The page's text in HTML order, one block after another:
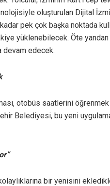
oluşturulan Dijital
kadar pek çok başka noktada
yüklenebilecek. Öte
devam edecek.
otobüs saatlerini
Belediyesi, bu yeni
bir yenisini